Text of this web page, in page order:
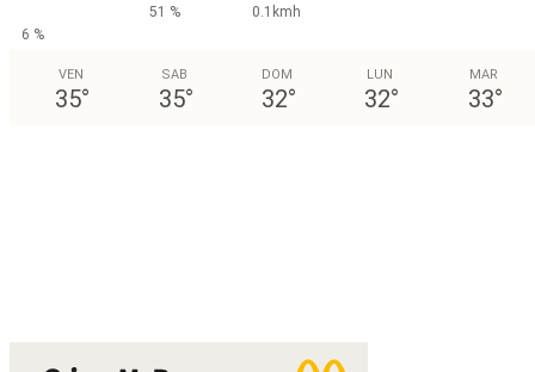
51 %
0.1kmh
6 %
VEN
35°
SAB
35°
DOM
32°
LUN
32°
MAR
33°